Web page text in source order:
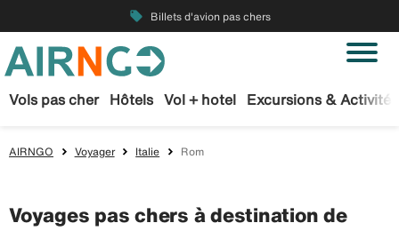
local_offer Billets d'avion pas chers
Vols pas cher Hôtels Vol + hotel Excursions & Activités
AIRNGO Voyager Italie Rom
Voyages pas chers à destination de